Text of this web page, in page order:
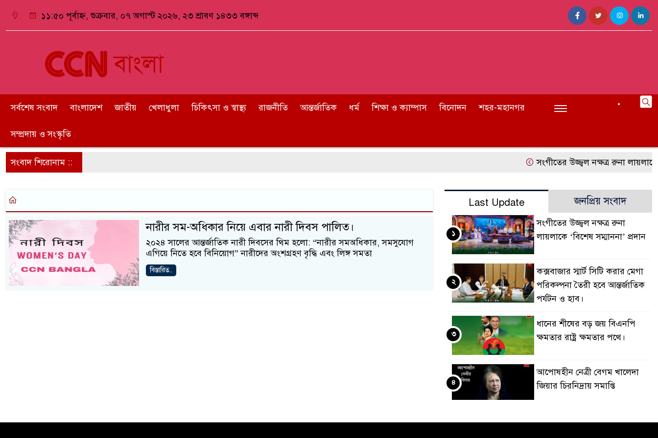
১১:৫০ পূর্বাহ্ন, শুক্রবার, ০৭ অগাস্ট ২০২৬, ২৩ শ্রাবণ ১৪৩৩ বঙ্গাব্দ
সর্বশেষ সংবাদ বাংলাদেশ জাতীয় খেলাধুলা চিকিৎসা ও স্বাস্থ্য রাজনীতি আন্তর্জাতিক ধর্ম শিক্ষা ও ক্যাম্পাস বিনোদন শহর-মহানগর
সম্প্রদায় ও সংস্কৃতি
সংবাদ শিরোনাম :: সংগীতের উজ্জ্বল নক্ষত্র রুনা লায়লাকে
নারীর সম-অধিকার নিয়ে এবার নারী দিবস পালিত।
২০২৪ সালের আন্তর্জাতিক নারী দিবসের থিম হলো: “নারীর সমঅধিকার, সমসুযোগ
এগিয়ে নিতে হবে বিনিয়োগ” নারীদের অংশগ্রহণ বৃদ্ধি এবং লিঙ্গ সমতা
বিস্তারিত..
Last Update জনপ্রিয় সংবাদ
সংগীতের উজ্জ্বল নক্ষত্র রুনা
লায়লাকে ‘বিশেষ সম্মাননা’ প্রদান
১
কক্সবাজার স্মার্ট সিটি করার মেগা
পরিকল্পনা তৈরী হবে আন্তর্জাতিক
পর্যটন ও হাব।
২
ধানের শীষের বড় জয় বিএনপি
ক্ষমতার রাষ্ট্র ক্ষমতার পথে।
৩
আপোষহীন নেত্রী বেগম খালেদা
জিয়ার চিরনিদ্রায় সমাপ্তি
৪
জাপান-বাংলাদেশ সহযোগিতা